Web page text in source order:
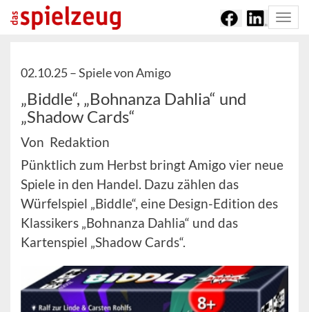
02.10.25 –Spiele von Amigo
„Biddle“, „Bohnanza Dahlia“ und
„Shadow Cards“
Von Redaktion
Pünktlich zum Herbst bringt Amigo vier neue
Spiele in den Handel. Dazu zählen das
Würfelspiel „Biddle“, eine Design-Edition des
Klassikers „Bohnanza Dahlia“ und das
Kartenspiel „Shadow Cards“.